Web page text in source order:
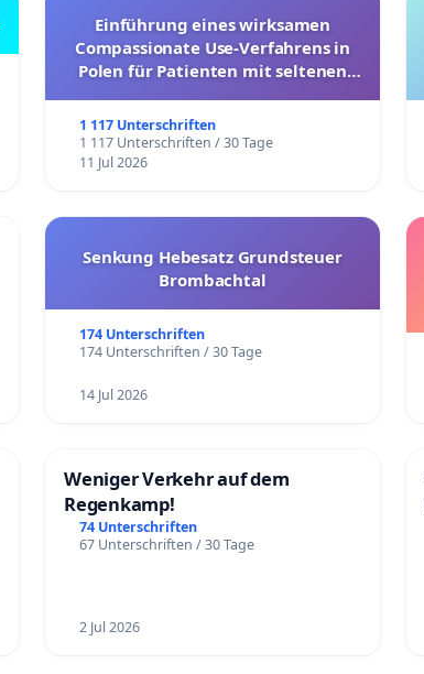
Einführung eines wirksamen
Compassionate Use-Verfahrens in
Polen für Patienten mit seltenen
1 117 Unterschriften
1 117 Unterschriften / 30 Tage
11 Jul 2026
Senkung Hebesatz Grundsteuer
Brombachtal
174 Unterschriften
174 Unterschriften / 30 Tage
14 Jul 2026
Weniger Verkehr auf dem
Regenkamp!
74 Unterschriften
67 Unterschriften / 30 Tage
2 Jul 2026